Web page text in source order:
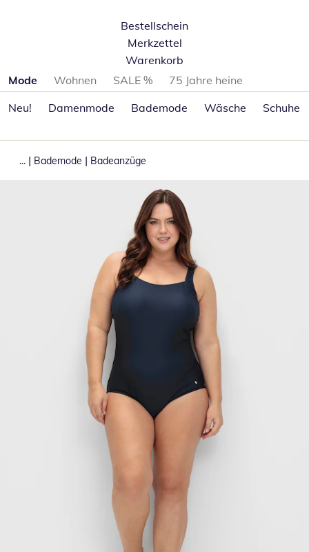
Bestellschein
Merkzettel
Warenkorb
Produktkategorien überspringen
Mode Wohnen SALE %
75 Jahre heine
Neu!
Damenmode Bademode Wäsche Schuhe
... | Bademode | Badeanzüge